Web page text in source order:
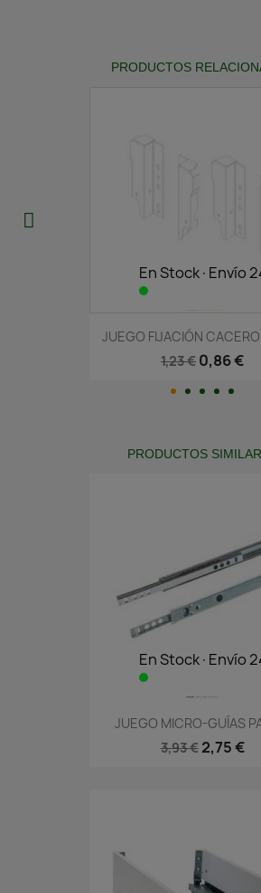
PRODUCTOS
En Stock·Envío
JUEGO FIJACIÓN
1,23 € 0,86 €
PRODUCTOS
En Stock·Envío
JUEGO MICRO-GUÍAS
3,93 € 2,75 €